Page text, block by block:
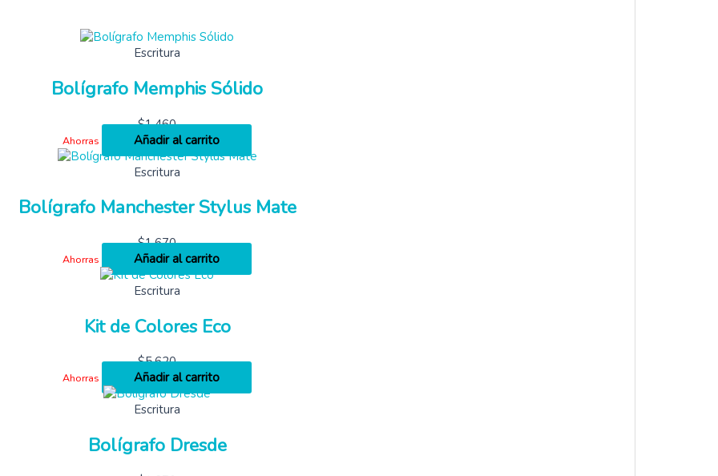
Escritura
Bolígrafo Memphis Sólido
$1,460
Ahorras
Añadir al carrito
Escritura
Bolígrafo Manchester Stylus Mate
$1,670
Ahorras
Añadir al carrito
Escritura
Kit de Colores Eco
$5,620
Ahorras
Añadir al carrito
Escritura
Bolígrafo Dresde